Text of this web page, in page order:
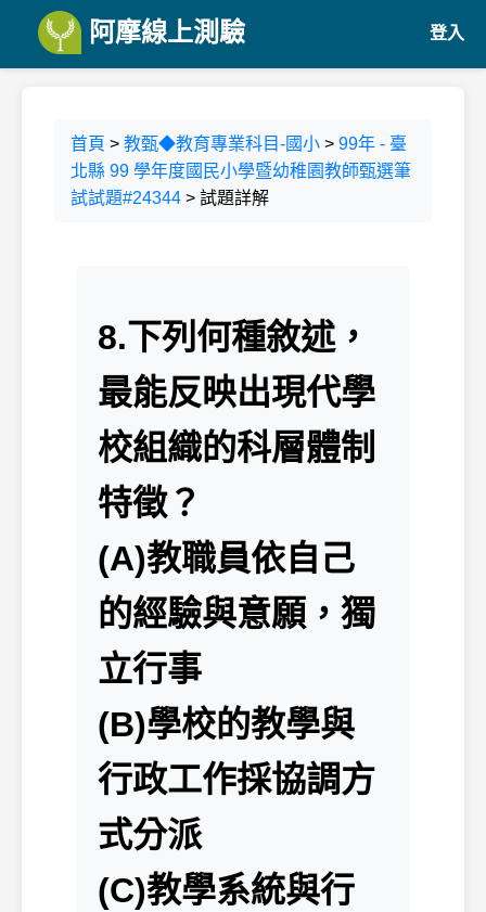
阿摩線上測驗 登入
首頁 > 教甄◆教育專業科目-國小 > 99年 - 臺
北縣 99 學年度國民小學暨幼稚園教師甄選筆
試試題#24344 > 試題詳解
8.下列何種敘述，
最能反映出現代學
校組織的科層體制
特徵？
(A)教職員依自己
的經驗與意願，獨
立行事
(B)學校的教學與
行政工作採協調方
式分派
(C)教學系統與行